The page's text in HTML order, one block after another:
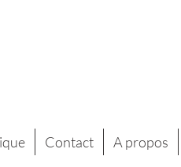
Contact A propos